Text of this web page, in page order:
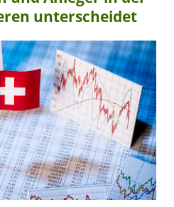
unterscheidet